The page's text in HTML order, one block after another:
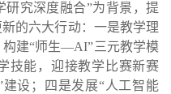
究深度融合”为背景，提
的六大行动 ：一是教学理
建“师生—AI”三元教学模
技能，迎接教学比赛新赛
设；四是发展“人工智能